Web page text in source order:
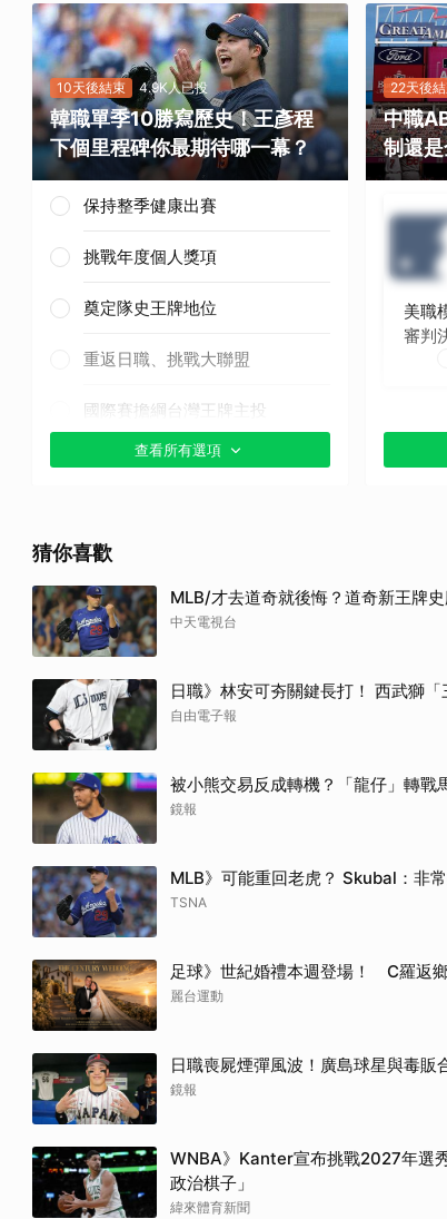
10天後結束 4.9K人已投
韓職單季10勝寫歷史！王彥程
下個里程碑你最期待哪一幕？
保持整季健康出賽
挑戰年度個人獎項
奠定隊史王牌地位
重返日職、挑戰大聯盟
國際賽擔綱台灣王牌主投
其他（歡迎貼文分享）
查看所有選項
22天後
中職
制還
美職
審判
猜你喜歡
MLB/才去道奇就後悔？道奇新王牌
中天電視台
日職》林安可夯關鍵長打！ 西武獅
自由電子報
被小熊交易反成轉機？「龍仔」轉
鏡報
MLB》可能重回老虎？ Skubal：非
TSNA
足球》世紀婚禮本週登場！ C羅返
麗台運動
日職喪屍煙彈風波！廣島球星與毒
鏡報
WNBA》Kanter宣布挑戰2027年選
政治棋子」
緯來體育新聞